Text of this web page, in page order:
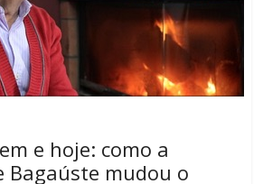
e hoje: como a
Bagaúste mudou o